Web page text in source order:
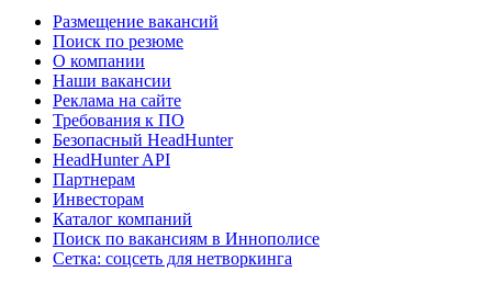
Размещение вакансий
Поиск по резюме
О компании
Наши вакансии
Реклама на сайте
Требования к ПО
Безопасный HeadHunter
HeadHunter API
Партнерам
Инвесторам
Каталог компаний
Поиск по вакансиям в Иннополисе
Сетка: соцсеть для нетворкинга